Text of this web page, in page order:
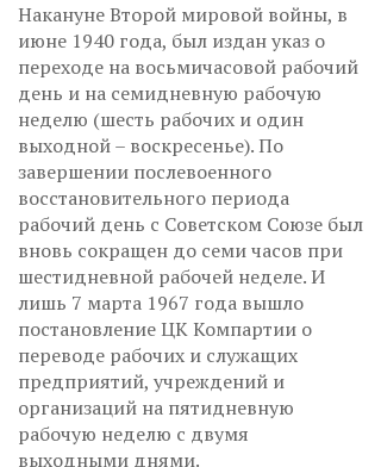
Накануне Второй мировой войны, в
июне 1940 года, был издан указ о
переходе на восьмичасовой рабочий
день и на семидневную рабочую
неделю (шесть рабочих и один
выходной – воскресенье). По
завершении послевоенного
восстановительного периода
рабочий день с Советском Союзе был
вновь сокращен до семи часов при
шестидневной рабочей неделе. И
лишь 7 марта 1967 года вышло
постановление ЦК Компартии о
переводе рабочих и служащих
предприятий, учреждений и
организаций на пятидневную
рабочую неделю с двумя
выходными днями.